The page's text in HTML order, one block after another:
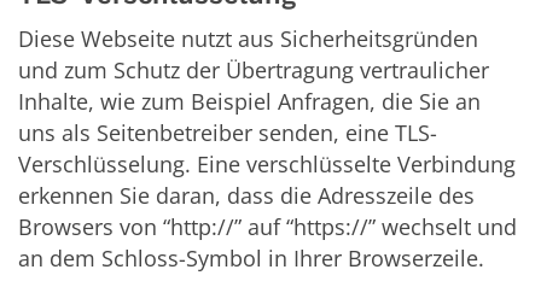
Diese Webseite nutzt aus Sicherheitsgründen
und zum Schutz der Übertragung vertraulicher
Inhalte, wie zum Beispiel Anfragen, die Sie an
uns als Seitenbetreiber senden, eine TLS-
Verschlüsselung. Eine verschlüsselte Verbindung
erkennen Sie daran, dass die Adresszeile des
Browsers von “http://” auf “https://” wechselt und
an dem Schloss-Symbol in Ihrer Browserzeile.